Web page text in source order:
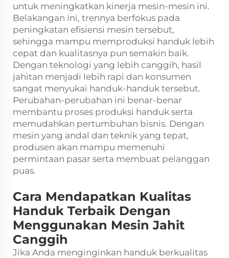
untuk meningkatkan kinerja mesin-mesin ini.
Belakangan ini, trennya berfokus pada
peningkatan efisiensi mesin tersebut,
sehingga mampu memproduksi handuk lebih
cepat dan kualitasnya pun semakin baik.
Dengan teknologi yang lebih canggih, hasil
jahitan menjadi lebih rapi dan konsumen
sangat menyukai handuk-handuk tersebut.
Perubahan-perubahan ini benar-benar
membantu proses produksi handuk serta
memudahkan pertumbuhan bisnis. Dengan
mesin yang andal dan teknik yang tepat,
produsen akan mampu memenuhi
permintaan pasar serta membuat pelanggan
puas.
Cara Mendapatkan Kualitas
Handuk Terbaik Dengan
Menggunakan Mesin Jahit
Canggih
Jika Anda menginginkan handuk berkualitas